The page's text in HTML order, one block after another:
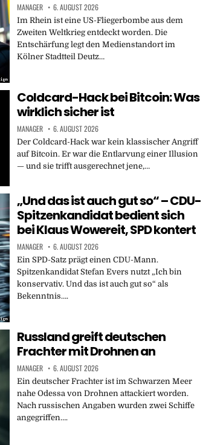
MANAGER 6. AUGUST 2026
Im Rhein ist eine US-Fliegerbombe aus dem
Zweiten Weltkrieg entdeckt worden. Die
Entschärfung legt den Medienstandort im
Kölner Stadtteil Deutz…
Coldcard-Hack bei Bitcoin: Was
wirklich sicher ist
MANAGER 6. AUGUST 2026
Der Coldcard-Hack war kein klassischer Angriff
auf Bitcoin. Er war die Entlarvung einer Illusion
— und sie trifft ausgerechnet jene,…
„Und das ist auch gut so“ – CDU-
Spitzenkandidat bedient sich
bei Klaus Wowereit, SPD kontert
MANAGER 6. AUGUST 2026
Ein SPD-Satz prägt einen CDU-Mann.
Spitzenkandidat Stefan Evers nutzt „Ich bin
konservativ. Und das ist auch gut so“ als
Bekenntnis….
Russland greift deutschen
Frachter mit Drohnen an
MANAGER 6. AUGUST 2026
Ein deutscher Frachter ist im Schwarzen Meer
nahe Odessa von Drohnen attackiert worden.
Nach russischen Angaben wurden zwei Schiffe
angegriffen….